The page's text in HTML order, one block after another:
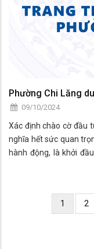
Phường Chi Lăng
09/10/2024
Xác định chào cờ đầu
nghĩa hết sức quan
hành động, là khởi
Current
page
1 2